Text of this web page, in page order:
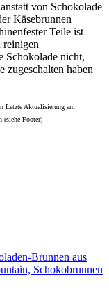
von Schokolade
Käsebrunnen
Teile ist
reinigen
Schokolade nicht,
zugeschalten haben
Letzte Aktualisierung am
(siehe Footer)
Brunnen aus
Schokobrunnen